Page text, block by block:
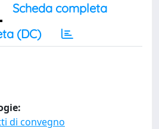
Scheda completa
(DC)
di convegno